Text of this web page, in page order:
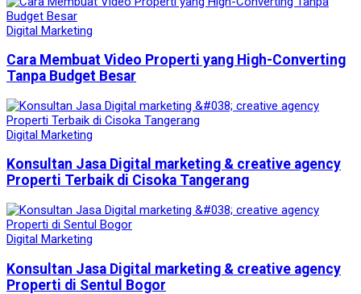
Digital Marketing
Cara Membuat Video Properti yang High-Converting
Tanpa Budget Besar
Digital Marketing
Konsultan Jasa Digital marketing & creative agency
Properti Terbaik di Cisoka Tangerang
Digital Marketing
Konsultan Jasa Digital marketing & creative agency
Properti di Sentul Bogor